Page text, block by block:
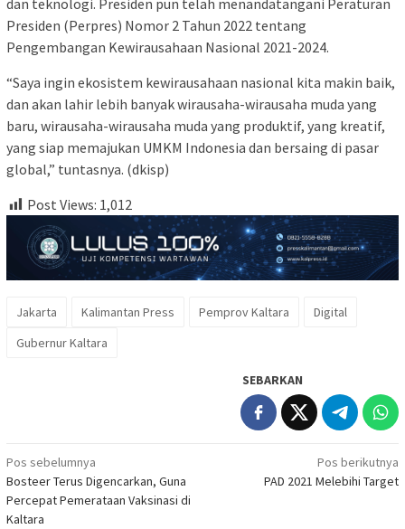
Presiden (Perpres) Nomor 2 Tahun 2022 tentang
Pengembangan Kewirausahaan Nasional 2021-2024.
“Saya ingin ekosistem kewirausahaan nasional kita makin baik,
dan akan lahir lebih banyak wirausaha-wirausaha muda yang
baru, wirausaha-wirausaha muda yang produktif, yang kreatif,
yang siap memajukan UMKM Indonesia dan bersaing di pasar
global,” tuntasnya. (dkisp)
Post Views: 1,012
Jakarta Kalimantan Press Pemprov Kaltara
Digital
Gubernur Kaltara
SEBARKAN
Navigasi
pos
Pos sebelumnya
Bosteer Terus Digencarkan, Guna
Percepat Pemerataan Vaksinasi di
Kaltara
Pos berikutnya
PAD 2021 Melebihi Target